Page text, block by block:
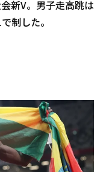
新V。男子走高跳は
制した。